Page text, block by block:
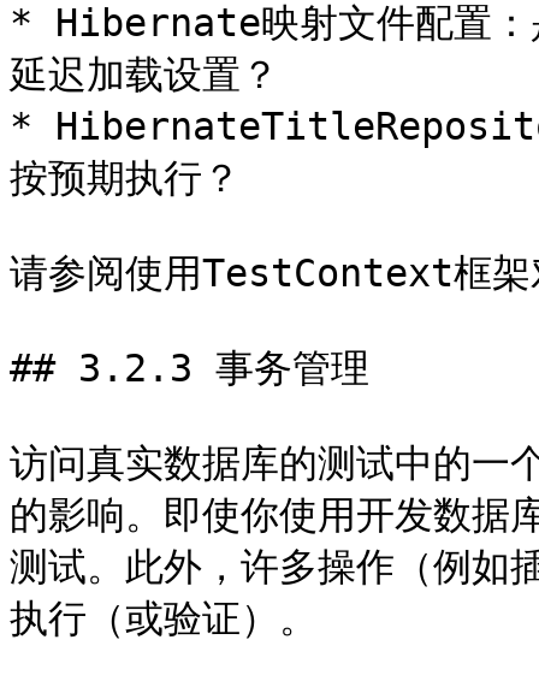
* Hibernate映射文件配置：
延迟加载设置？
*
按预期执行？
请参阅使用TestContext框架
## 3.2.3 事务管理
访问真实数据库的测试中的一
的影响。即使你使用开发数据
测试。此外，许多操作（例如
执行（或验证）。